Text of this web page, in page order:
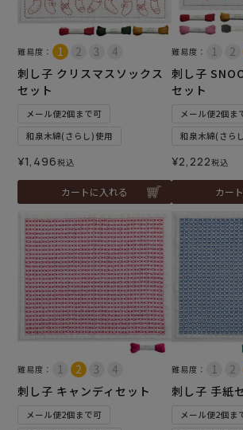
難易度：
刺し子 クリスマスソックス
セット
メール便2個まで可
和泉木綿(さらし)使用
¥1,496税込
カートに入れる
難易度：
刺し子
セット
メール便2個ま
和泉木綿(さら
¥2,222税込
カー
難易度：
刺し子 キャンディセット
メール便2個まで可
難易度：
刺し子 手紙
メール便2個ま